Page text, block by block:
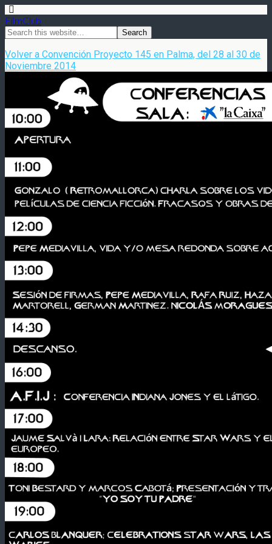
FilmClub
Volver a Convención Proyecto 145 en Palma, del 28 al 30 de
Noviembre 2014